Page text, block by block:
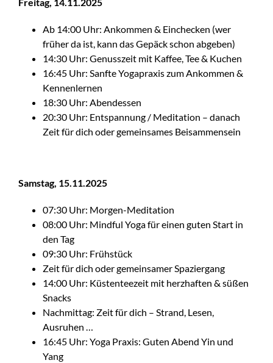
Ab 14:00 Uhr: Ankommen & Einchecken (wer
früher da ist, kann das Gepäck schon abgeben)
14:30 Uhr: Genusszeit mit Kaffee, Tee & Kuchen
16:45 Uhr: Sanfte Yogapraxis zum Ankommen &
Kennenlernen
18:30 Uhr: Abendessen
20:30 Uhr: Entspannung / Meditation – danach
Zeit für dich oder gemeinsames Beisammensein
Samstag, 15.11.2025
07:30 Uhr: Morgen-Meditation
08:00 Uhr: Mindful Yoga für einen guten Start in
den Tag
09:30 Uhr: Frühstück
Zeit für dich oder gemeinsamer Spaziergang
14:00 Uhr: Küstenteezeit mit herzhaften & süßen
Snacks
Nachmittag: Zeit für dich – Strand, Lesen,
Ausruhen …
16:45 Uhr: Yoga Praxis: Guten Abend Yin und
Yang